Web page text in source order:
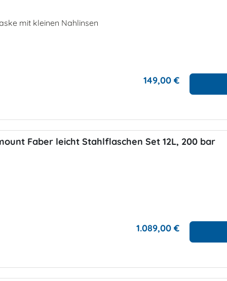
mit kleinen Nahlinsen
149,00 €
Faber leicht Stahlflaschen Set 12L, 200 bar
1.089,00 €